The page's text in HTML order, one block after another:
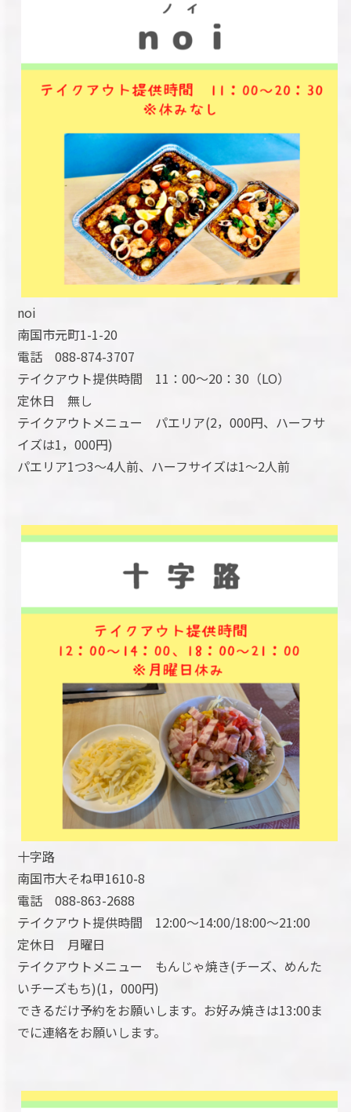
noi
南国市元町1-1-20
電話 088-874-3707
テイクアウト提供時間 11：00～20：30（LO）
定休日 無し
テイクアウトメニュー パエリア(2，000円、ハーフサ
イズは1，000円)
パエリア1つ3～4人前、ハーフサイズは1～2人前
十字路
南国市大そね甲1610-8
電話 088-863-2688
テイクアウト提供時間 12:00～14:00/18:00～21:00
定休日 月曜日
テイクアウトメニュー もんじゃ焼き(チーズ、めんた
いチーズもち)(1，000円)
できるだけ予約をお願いします。お好み焼きは13:00ま
でに連絡をお願いします。